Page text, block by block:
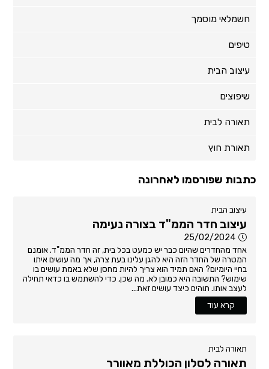
חשמלאי מוסמך
טיפים
עיצוב הבית
שיפוצים
תאורה לבית
תאורת חוץ
כתבות שפורסמו לאחרונה
עיצוב הבית
עיצוב חדר הממ"ד בצורה נעימה
25/02/2024
אחד מהחדרים שהיום כבר יש כמעט בכל בית, זה חדר הממ"ד. אומנם
המטרה של החדר הזה היא להגן עלינו בעת צרה, אך מה עושים איתו
בחיי היומיום? האם תמיד הוא צריך להיות מחסן שלא באמת עושים בו
שימוש? התשובה היא כמובן לא. מה שכן, כדי להשתמש בו כדאי תחילה
לעצב אותו. תוהים כיצד עושים זאת...
קרא עוד
תאורה לבית
תאורה לסלון הכוללת מאוורר